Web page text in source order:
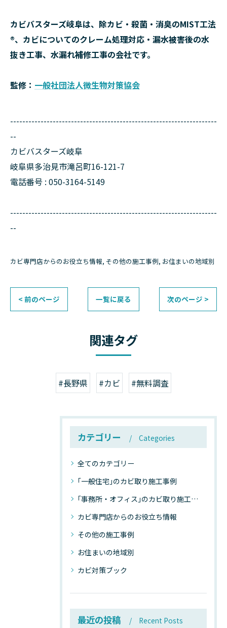
カビバスターズ岐阜は、除カビ・殺菌・消臭のMIST工法
®、カビについてのクレーム処理対応・漏水被害後の水
抜き工事、水漏れ補修工事の会社です。
監修： 一般社団法人微生物対策協会
--------------------------------------------------------------------
--
カビバスターズ岐阜
岐阜県多治見市滝呂町16-121-7
電話番号 : 050-3164-5149
--------------------------------------------------------------------
--
カビ専門店からのお役立ち情報 その他の施工事例 お住まいの地域別
< 前のページ 一覧に戻る 次のページ >
関連タグ
#長野県 #カビ #無料調査
カテゴリー Categories
全てのカテゴリー
｢一般住宅｣のカビ取り施工事例
｢事務所・オフィス｣のカビ取り施工事例
カビ専門店からのお役立ち情報
その他の施工事例
お住まいの地域別
カビ対策ブック
最近の投稿 Recent Posts